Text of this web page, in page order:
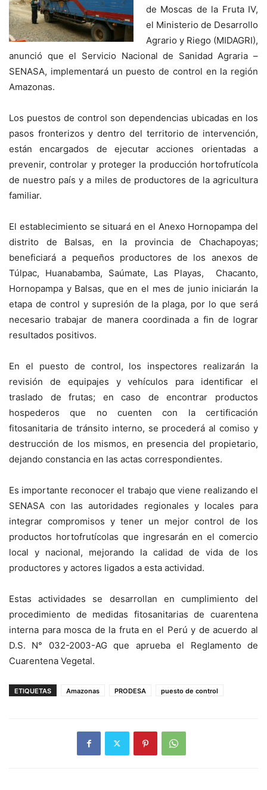
de Moscas de la Fruta IV,
el Ministerio de Desarrollo
Agrario y Riego (MIDAGRI),
anunció que el Servicio Nacional de Sanidad Agraria –
SENASA, implementará un puesto de control en la región
Amazonas.
Los puestos de control son dependencias ubicadas en los
pasos fronterizos y dentro del territorio de intervención,
están encargados de ejecutar acciones orientadas a
prevenir, controlar y proteger la producción hortofrutícola
de nuestro país y a miles de productores de la agricultura
familiar.
El establecimiento se situará en el Anexo Hornopampa del
distrito de Balsas, en la provincia de Chachapoyas;
beneficiará a pequeños productores de los anexos de
Túlpac, Huanabamba, Saúmate, Las Playas, Chacanto,
Hornopampa y Balsas, que en el mes de junio iniciarán la
etapa de control y supresión de la plaga, por lo que será
necesario trabajar de manera coordinada a fin de lograr
resultados positivos.
En el puesto de control, los inspectores realizarán la
revisión de equipajes y vehículos para identificar el
traslado de frutas; en caso de encontrar productos
hospederos que no cuenten con la certificación
fitosanitaria de tránsito interno, se procederá al comiso y
destrucción de los mismos, en presencia del propietario,
dejando constancia en las actas correspondientes.
Es importante reconocer el trabajo que viene realizando el
SENASA con las autoridades regionales y locales para
integrar compromisos y tener un mejor control de los
productos hortofrutícolas que ingresarán en el comercio
local y nacional, mejorando la calidad de vida de los
productores y actores ligados a esta actividad.
Estas actividades se desarrollan en cumplimiento del
procedimiento de medidas fitosanitarias de cuarentena
interna para mosca de la fruta en el Perú y de acuerdo al
D.S. N° 032-2003-AG que aprueba el Reglamento de
Cuarentena Vegetal.
ETIQUETAS Amazonas PRODESA puesto de control